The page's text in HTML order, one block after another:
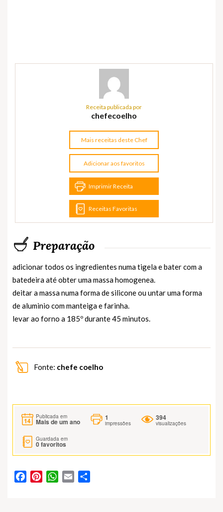
Receita publicada por
chefecoelho
Mais receitas deste Chef
Adicionar aos favoritos
Imprimir Receita
Receitas Favoritas
Preparação
adicionar todos os ingredientes numa tigela e bater com a
batedeira até obter uma massa homogenea.
deitar a massa numa forma de silicone ou untar uma forma
de aluminio com manteiga e farinha.
levar ao forno a 185º durante 45 minutos.
Fonte: chefe coelho
Publicada em
Mais de um ano
1
impressões
394
visualizações
Guardada em
0favoritos
FacebookPinterestWhatsApp
Email